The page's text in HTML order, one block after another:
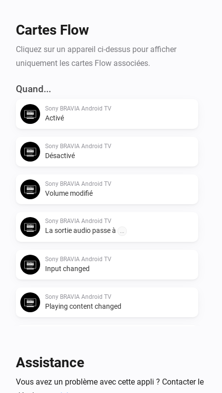
Cartes Flow
Cliquez sur un appareil ci-dessus pour afficher
uniquement les cartes Flow associées.
Quand...
Sony BRAVIA Android TV
Activé
Sony BRAVIA Android TV
Désactivé
Sony BRAVIA Android TV
Volume modifié
Sony BRAVIA Android TV
La sortie audio passe à
Sony BRAVIA Android TV
Input changed
Sony BRAVIA Android TV
Playing content changed
Volume mute has been activated
Assistance
Vous avez un problème avec cette appli ? Contacter le